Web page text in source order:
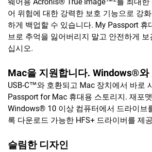
어 위험에 대한 강력한 보호 기능으로 강
하게 백업할 수 있습니다. My Passport 휴
브로 추억을 잃어버리지 말고 안전하게
십시오.
Mac을 지원합니다. Windows®와
USB-C™와 호환되고 Mac 장치에서 바로
Passport for Mac 휴대용 스토리지. 재포
Windows® 10 이상 컴퓨터에서 드라이브
록 다운로드 가능한 HFS+ 드라이버를 제
슬림한 디자인